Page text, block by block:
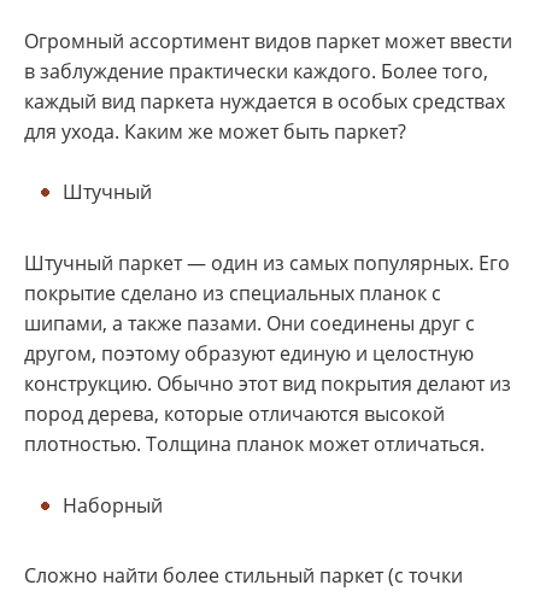
Огромный ассортимент видов паркет может ввести
в заблуждение практически каждого. Более того,
каждый вид паркета нуждается в особых средствах
для ухода. Каким же может быть паркет?
Штучный
Штучный паркет — один из самых популярных. Его
покрытие сделано из специальных планок с
шипами, а также пазами. Они соединены друг с
другом, поэтому образуют единую и целостную
конструкцию. Обычно этот вид покрытия делают из
пород дерева, которые отличаются высокой
плотностью. Толщина планок может отличаться.
Наборный
Сложно найти более стильный паркет (с точки